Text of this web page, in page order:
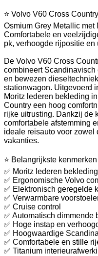
⭐ Volvo V60 Cross
Osmium Grey Metallic met
Comfortabele en
pk, verhoogde rijpositie
De Volvo V60 Cross
combineert
en bewezen
stationwagon. Uitgevoerd
Moritz lederen bekleding
Country een hoog
rijke uitrusting. Dankzij de
comfortabele afstemming
ideale reisauto voor
vakanties.
⭐ Belangrijkste
✅ Moritz lederen
✅ Ergonomische Volvo
✅ Elektronisch geregelde
✅ Verwarmbare
✅ Cruise control
✅ Automatisch dimmende
✅ Hoge instap en
✅ Hoogwaardige
✅ Comfortabele en stille
✅ Titanium